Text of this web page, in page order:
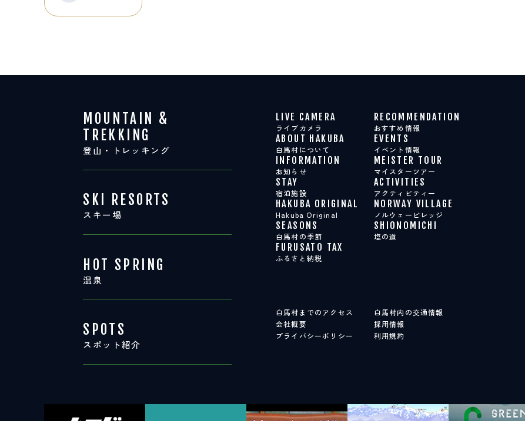
MOUNTAIN &
TREKKING
登山・トレッキング
SKI RESORTS
スキー場
HOT SPRING
温泉
SPOTS
スポット紹介
LIVE CAMERA
ライブカメラ
RECOMMENDATION
おすすめ情報
ABOUT HAKUBA
白馬村について
EVENTS
イベント情報
INFORMATION
お知らせ
MEISTER TOUR
マイスターツアー
STAY
宿泊施設
ACTIVITIES
アクティビティー
HAKUBA ORIGINAL
Hakuba Original
NORWAY VILLAGE
ノルウェービレッジ
SEASONS
白馬村の季節
SHIONOMICHI
塩の道
FURUSATO TAX
ふるさと納税
白馬村までのアクセス
白馬村内の交通情報
会社概要
採用情報
プライバシーポリシー
利用規約